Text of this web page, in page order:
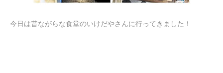
今日は昔ながらな食堂のいけだやさんに行ってきました！